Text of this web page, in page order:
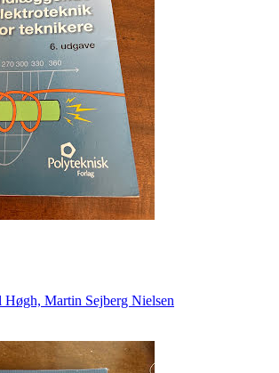
Høgh, Martin Sejberg Nielsen